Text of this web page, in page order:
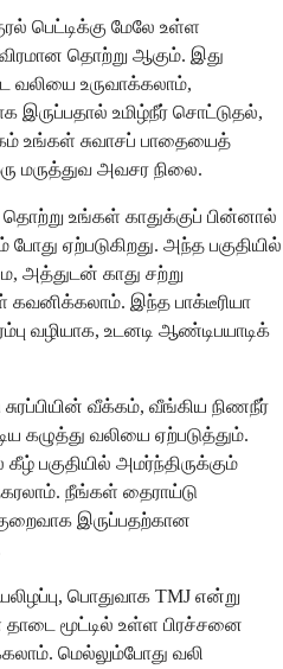
பெட்டிக்கு மேலே உள்ள
தொற்று ஆகும். இது
உருவாக்கலாம்,
இருப்பதால் உமிழ்நீர் சொட்டுதல்,
உங்கள் சுவாசப் பாதையைத்
மருத்துவ அவசர நிலை.
தொற்று உங்கள் காதுக்குப் பின்னால்
போது ஏற்படுகிறது. அந்த பகுதியில்
அத்துடன் காது சற்று
இந்த பாக்டீரியா
வழியாக, உடனடி ஆண்டிபயாடிக்
வீக்கம், வீங்கிய நிணநீர்
கழுத்து வலியை ஏற்படுத்தும்.
பகுதியில் அமர்ந்திருக்கும்
நீங்கள் தைராய்டு
இருப்பதற்கான
பொதுவாக TMJ என்று
மூட்டில் உள்ள பிரச்சனை
மெல்லும்போது வலி